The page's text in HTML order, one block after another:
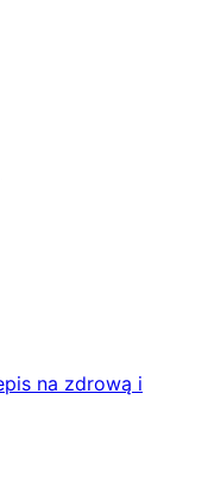
na zdrową i